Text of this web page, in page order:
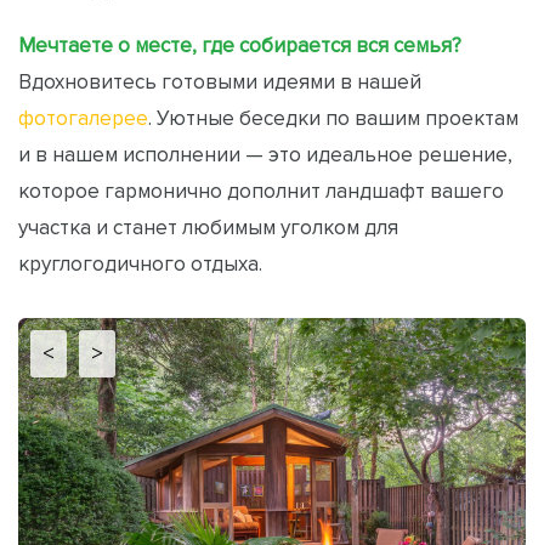
Мечтаете о месте, где собирается вся семья?
Вдохновитесь готовыми идеями в нашей
фотогалерее. Уютные беседки по вашим проектам
и в нашем исполнении — это идеальное решение,
которое гармонично дополнит ландшафт вашего
участка и станет любимым уголком для
круглогодичного отдыха.
< >